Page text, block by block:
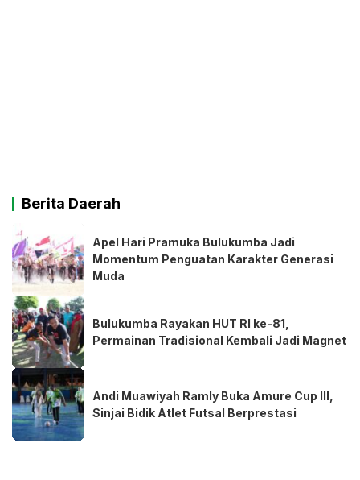
Berita Daerah
Apel Hari Pramuka Bulukumba Jadi
Momentum Penguatan Karakter Generasi
Muda
Bulukumba Rayakan HUT RI ke-81,
Permainan Tradisional Kembali Jadi Magnet
Andi Muawiyah Ramly Buka Amure Cup III,
Sinjai Bidik Atlet Futsal Berprestasi